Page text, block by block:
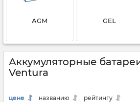
AGM GEL
Аккумуляторные
Ventura
цене названию рейтингу